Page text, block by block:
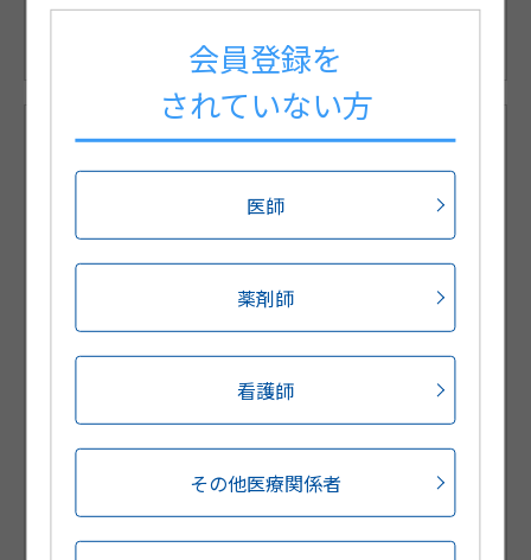
※medパスを利用して、登録手続を省略可能です。
会員限定コンテンツのご紹介
新規会員登録
会員登録をされていない医療関係者の方は、新規会員
会員登録を
されていない方
医師
薬剤師
看護師
その他医療関係者